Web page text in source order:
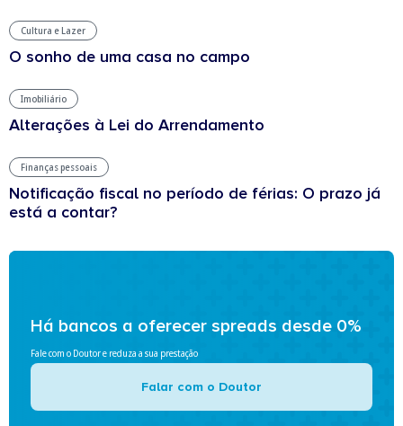
Cultura e Lazer
O sonho de uma casa no campo
Imobiliário
Alterações à Lei do Arrendamento
Finanças pessoais
Notificação fiscal no período de férias: O prazo já
está a contar?
Há bancos a oferecer spreads desde 0%
Fale com o Doutor e reduza a sua prestação
Falar com o Doutor